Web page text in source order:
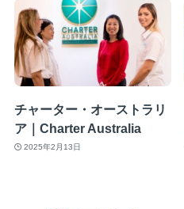
チャーター・オーストラリ
ア｜Charter Australia
2025年2月13日